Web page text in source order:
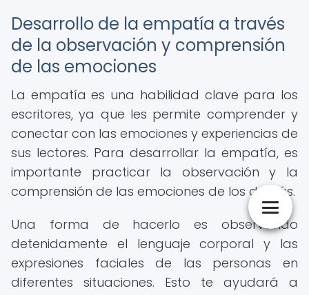
Desarrollo de la empatía a través
de la observación y comprensión
de las emociones
La empatía es una habilidad clave para los
escritores, ya que les permite comprender y
conectar con las emociones y experiencias de
sus lectores. Para desarrollar la empatía, es
importante practicar la observación y la
comprensión de las emociones de los demás.
Una forma de hacerlo es observando
detenidamente el lenguaje corporal y las
expresiones faciales de las personas en
diferentes situaciones. Esto te ayudará a